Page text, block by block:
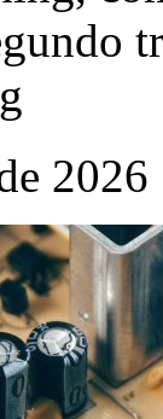
2026